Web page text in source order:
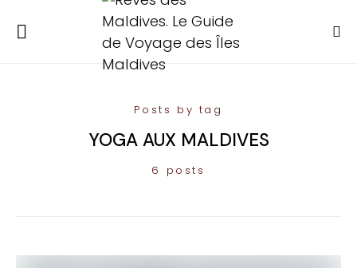
Posts by tag
YOGA AUX MALDIVES
6 posts